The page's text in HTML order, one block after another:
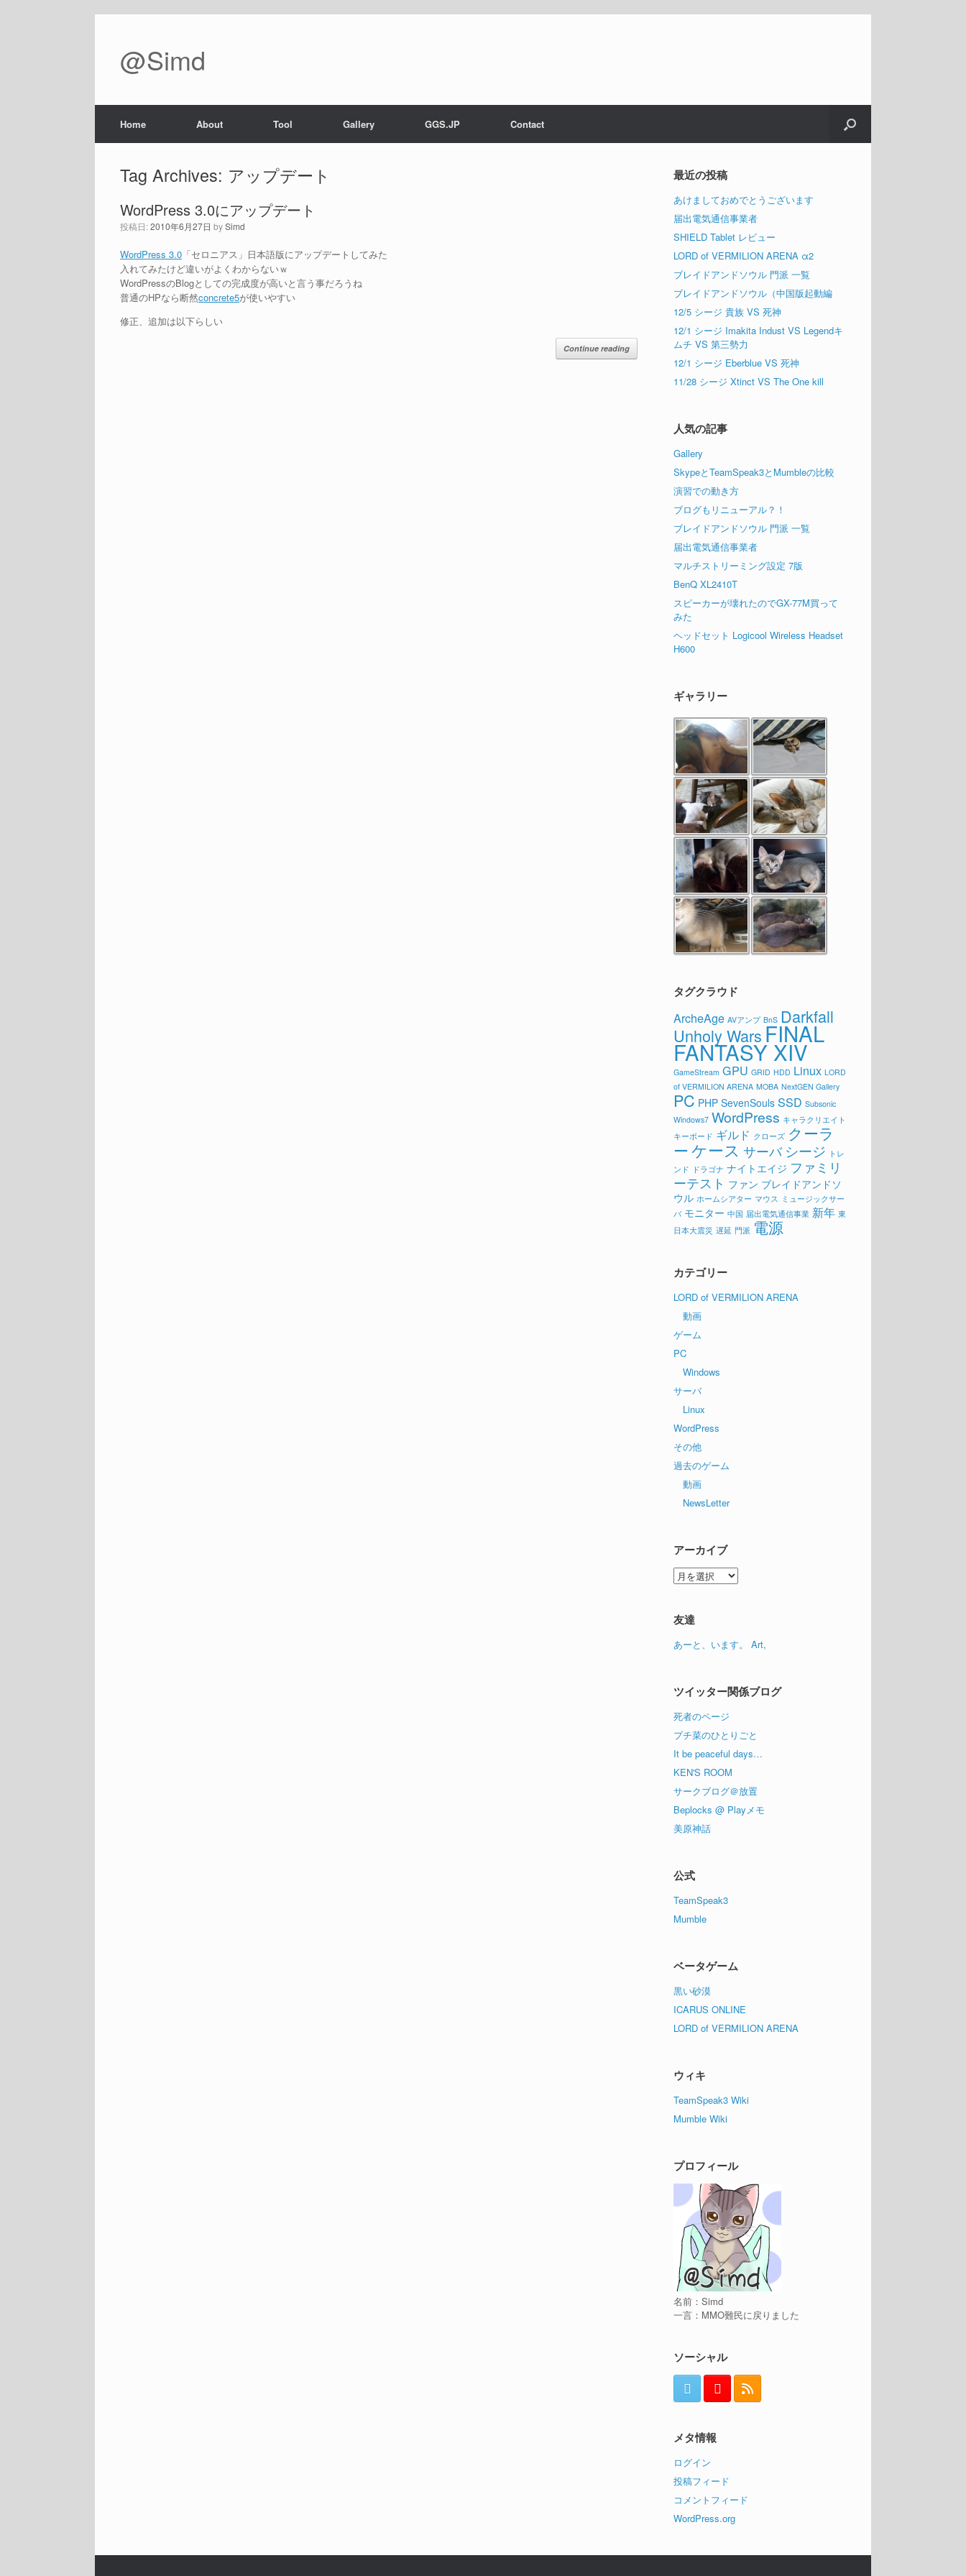
@Simd
Home About Tool Gallery GGS.JP Contact
Tag Archives: アップデート
WordPress 3.0にアップデート
投稿日:2010年6月27日 bySimd
WordPress 3.0 「セロニアス」日本語版にアップデートしてみた
入れてみたけど違いがよくわからないｗ
WordPressのBlogとしての完成度が高いと言う事だろうね
普通のHPなら断然concrete5が使いやすい
修正、追加は以下らしい
Continue reading
最近の投稿
あけましておめでとうございます
届出電気通信事業者
SHIELD Tablet レビュー
LORD of VERMILION ARENA α2
ブレイドアンドソウル 門派 一覧
ブレイドアンドソウル（中国版起動編
12/5 シージ 貴族 VS 死神
12/1 シージ Imakita Indust VS Legendキ
ムチ VS 第三勢力
12/1 シージ Eberblue VS 死神
11/28 シージ Xtinct VS The One kill
人気の記事
Gallery
SkypeとTeamSpeak3とMumbleの比較
演習での動き方
ブログもリニューアル？！
ブレイドアンドソウル 門派 一覧
届出電気通信事業者
マルチストリーミング設定 7版
BenQ XL2410T
スピーカーが壊れたのでGX-77M買って
みた
ヘッドセット Logicool Wireless Headset
H600
ギャラリー
タグクラウド
ArcheAge AVアンプ BnS Darkfall
Unholy WarsFINAL
FANTASY XIV
GameStream GPU GRID HDD Linux LORD
of VERMILION ARENA MOBA NextGEN Gallery
PC PHP SevenSouls SSD Subsonic
Windows7 WordPress キャラクリエイト
キーボード ギルド クローズ クーラ
ーケース サーバ シージ トレ
ンド ドラゴナ ナイトエイジ ファミリ
ーテスト ファン ブレイドアンドソ
ウル ホームシアター マウス ミュージックサー
バ モニター 中国 届出電気通信事業 新年 東
日本大震災 遅延 門派 電源
カテゴリー
LORD of VERMILION ARENA
動画
ゲーム
PC
Windows
サーバ
Linux
WordPress
その他
過去のゲーム
動画
NewsLetter
アーカイブ
ア
ー
イ
ブ
友達
あーと、います。 Art,
ツイッター関係ブログ
死者のページ
プチ菜のひとりごと
It be peaceful days…
KEN'S ROOM
サークブログ＠放置
Beplocks @ Playメモ
美原神話
公式
TeamSpeak3
Mumble
ベータゲーム
黒い砂漠
ICARUS ONLINE
LORD of VERMILION ARENA
ウィキ
TeamSpeak3 Wiki
Mumble Wiki
プロフィール
名前：Simd
一言：MMO難民に戻りました
ソーシャル
メタ情報
ログイン
投稿フィード
コメントフィード
WordPress.org